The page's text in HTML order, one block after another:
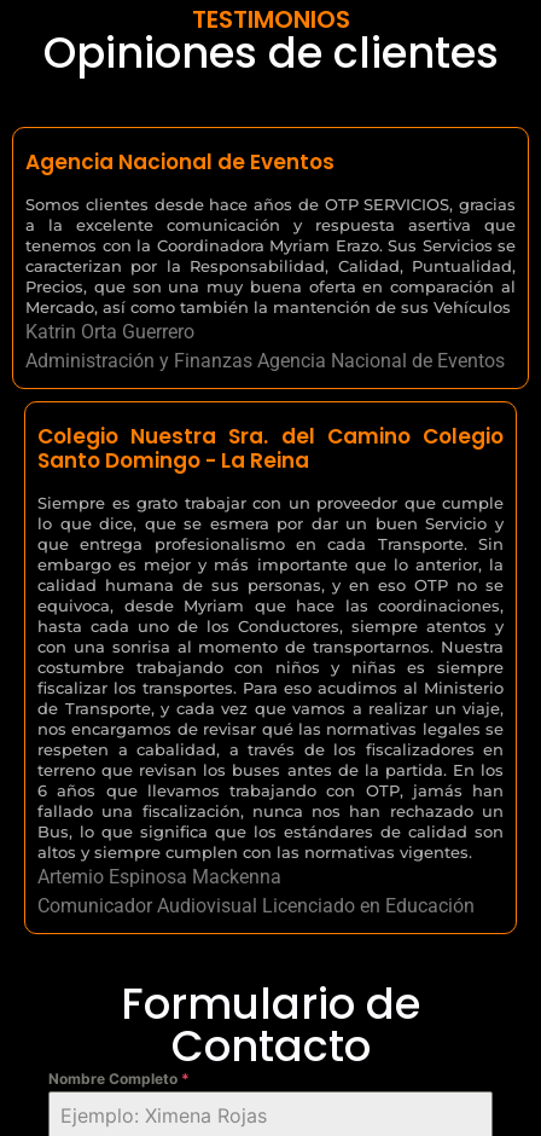
TESTIMONIOS
Opiniones de clientes
Agencia Nacional de Eventos
Somos clientes desde hace años de OTP SERVICIOS, gracias
a la excelente comunicación y respuesta asertiva que
tenemos con la Coordinadora Myriam Erazo. Sus Servicios se
caracterizan por la Responsabilidad, Calidad, Puntualidad,
Precios, que son una muy buena oferta en comparación al
Mercado, así como también la mantención de sus Vehículos
Katrin Orta Guerrero
Administración y Finanzas Agencia Nacional de Eventos
Colegio Nuestra Sra. del Camino Colegio
Santo Domingo - La Reina
Siempre es grato trabajar con un proveedor que cumple
lo que dice, que se esmera por dar un buen Servicio y
que entrega profesionalismo en cada Transporte. Sin
embargo es mejor y más importante que lo anterior, la
calidad humana de sus personas, y en eso OTP no se
equivoca, desde Myriam que hace las coordinaciones,
hasta cada uno de los Conductores, siempre atentos y
con una sonrisa al momento de transportarnos. Nuestra
costumbre trabajando con niños y niñas es siempre
fiscalizar los transportes. Para eso acudimos al Ministerio
de Transporte, y cada vez que vamos a realizar un viaje,
nos encargamos de revisar qué las normativas legales se
respeten a cabalidad, a través de los fiscalizadores en
terreno que revisan los buses antes de la partida. En los
6 años que llevamos trabajando con OTP, jamás han
fallado una fiscalización, nunca nos han rechazado un
Bus, lo que significa que los estándares de calidad son
altos y siempre cumplen con las normativas vigentes.
Artemio Espinosa Mackenna
Comunicador Audiovisual Licenciado en Educación
Formulario de
Contacto
Nombre Completo *